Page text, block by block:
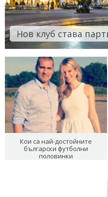
Нов клуб става
Кои са най-достойните
български футболни
половинки